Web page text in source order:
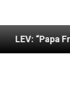
Francesco.